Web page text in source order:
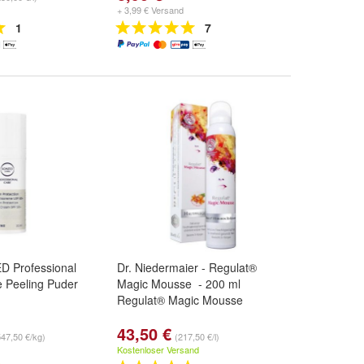
1
+ 3,99 € Versand
7
Professional
Peeling Puder
€/kg)
Dr. Niedermaier - Regulat®
Magic Mousse - 200 ml
Regulat® Magic Mousse
43,50 € (217,50 €/l)
Kostenloser Versand